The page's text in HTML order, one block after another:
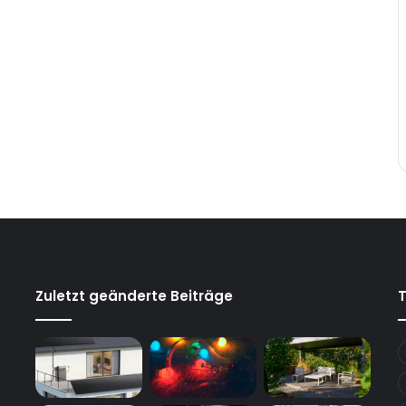
Zuletzt geänderte Beiträge